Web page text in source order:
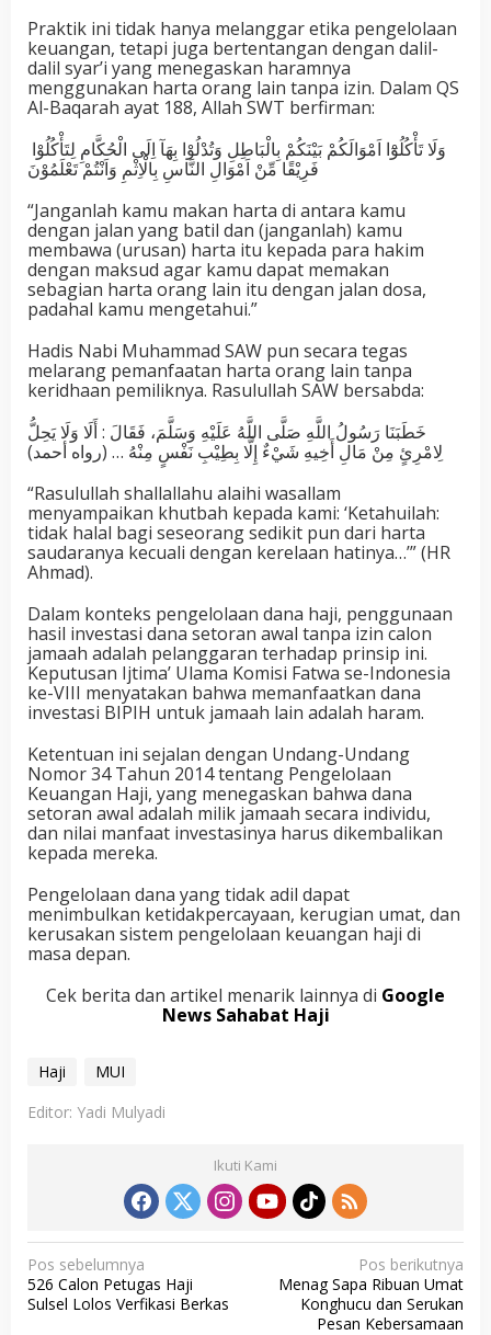
Praktik ini tidak hanya melanggar etika pengelolaan
keuangan, tetapi juga bertentangan dengan dalil-
dalil syar’i yang menegaskan haramnya
menggunakan harta orang lain tanpa izin. Dalam QS
Al-Baqarah ayat 188, Allah SWT berfirman:
فَرِيْقًا مِّنْ اَمْوَالِ النَّاسِ بِالْاِثْمِ وَاَنْتُمْ تَعْلَمُوْنَ
“Janganlah kamu makan harta di antara kamu
dengan jalan yang batil dan (janganlah) kamu
membawa (urusan) harta itu kepada para hakim
dengan maksud agar kamu dapat memakan
sebagian harta orang lain itu dengan jalan dosa,
padahal kamu mengetahui.”
Hadis Nabi Muhammad SAW pun secara tegas
melarang pemanfaatan harta orang lain tanpa
keridhaan pemiliknya. Rasulullah SAW bersabda:
خَطَبَنَا رَسُولُ اللَّهِ صَلَّى اللَّهُ عَلَيْهِ وَسَلَّمَ، فَقَالَ : أَلَا وَلَا يَحِلُّ
لِامْرِئٍ مِنْ مَالِ أَخِيهِ شَيْءٌ إِلَّا بِطِيْبِ نَفْسٍ مِنْهُ … (رواه أحمد)
“Rasulullah shallallahu alaihi wasallam
menyampaikan khutbah kepada kami: ‘Ketahuilah:
tidak halal bagi seseorang sedikit pun dari harta
saudaranya kecuali dengan kerelaan hatinya…’” (HR
Ahmad).
Dalam konteks pengelolaan dana haji, penggunaan
hasil investasi dana setoran awal tanpa izin calon
jamaah adalah pelanggaran terhadap prinsip ini.
Keputusan Ijtima’ Ulama Komisi Fatwa se-Indonesia
ke-VIII menyatakan bahwa memanfaatkan dana
investasi BIPIH untuk jamaah lain adalah haram.
Ketentuan ini sejalan dengan Undang-Undang
Nomor 34 Tahun 2014 tentang Pengelolaan
Keuangan Haji, yang menegaskan bahwa dana
setoran awal adalah milik jamaah secara individu,
dan nilai manfaat investasinya harus dikembalikan
kepada mereka.
Pengelolaan dana yang tidak adil dapat
menimbulkan ketidakpercayaan, kerugian umat, dan
kerusakan sistem pengelolaan keuangan haji di
masa depan.
Cek berita dan artikel menarik lainnya di Google
News Sahabat Haji
Haji
MUI
Editor: Yadi Mulyadi
Ikuti Kami
N
a
Pos sebelumnya
526 Calon Petugas Haji
Sulsel Lolos Verfikasi Berkas
Pos berikutnya
Menag Sapa Ribuan Umat
Konghucu dan Serukan
Pesan Kebersamaan